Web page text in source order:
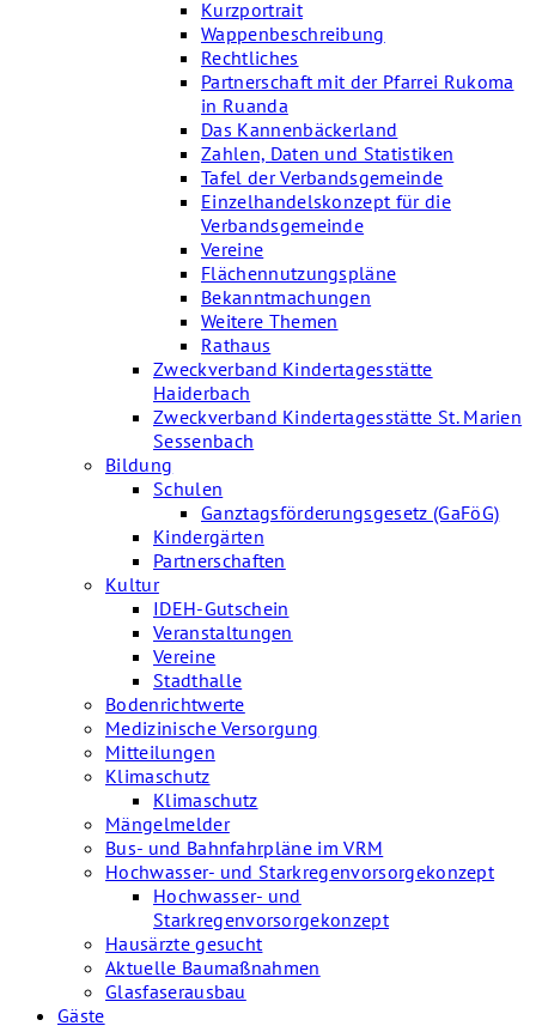
Kurzportrait
Wappenbeschreibung
Rechtliches
Partnerschaft mit der Pfarrei Rukoma
in Ruanda
Das Kannenbäckerland
Zahlen, Daten und Statistiken
Tafel der Verbandsgemeinde
Einzelhandelskonzept für die
Verbandsgemeinde
Vereine
Flächennutzungspläne
Bekanntmachungen
Weitere Themen
Rathaus
Zweckverband Kindertagesstätte
Haiderbach
Zweckverband Kindertagesstätte St. Marien
Sessenbach
Bildung
Schulen
Ganztagsförderungsgesetz (GaFöG)
Kindergärten
Partnerschaften
Kultur
IDEH-Gutschein
Veranstaltungen
Vereine
Stadthalle
Bodenrichtwerte
Medizinische Versorgung
Mitteilungen
Klimaschutz
Klimaschutz
Mängelmelder
Bus- und Bahnfahrpläne im VRM
Hochwasser- und Starkregenvorsorgekonzept
Hochwasser- und
Starkregenvorsorgekonzept
Hausärzte gesucht
Aktuelle Baumaßnahmen
Glasfaserausbau
Gäste